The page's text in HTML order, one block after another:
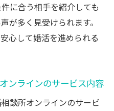
に合う相手を紹介しても
が多く見受けられます。
心して婚活を進められる
ンラインのサービス内容
談所オンラインのサービ